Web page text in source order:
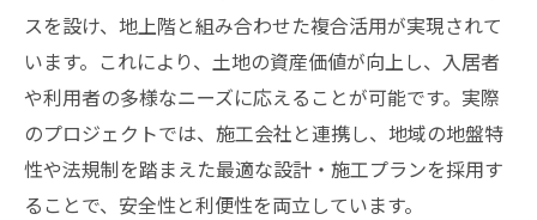
スを設け、地上階と組み合わせた複合活用が実現されて
います。これにより、土地の資産価値が向上し、入居者
や利用者の多様なニーズに応えることが可能です。実際
のプロジェクトでは、施工会社と連携し、地域の地盤特
性や法規制を踏まえた最適な設計・施工プランを採用す
ることで、安全性と利便性を両立しています。